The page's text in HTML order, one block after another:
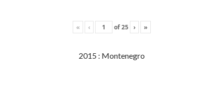
« ‹ of25 › »
2015 : Montenegro